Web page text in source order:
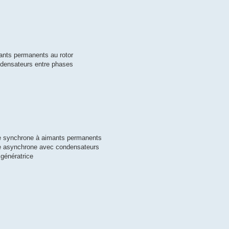
permanents au rotor
entre phases
à aimants permanents
avec condensateurs